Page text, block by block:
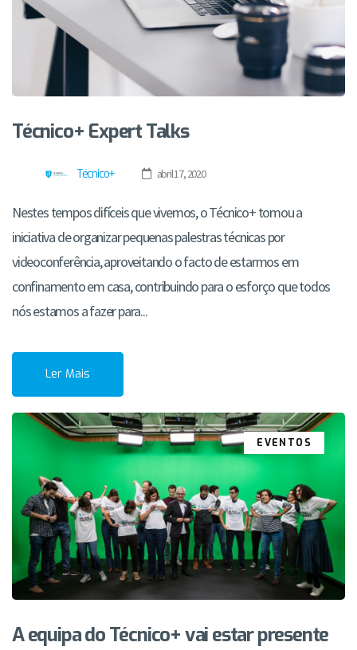
Técnico+ Expert Talks
Técnico+ abril 17, 2020
Nestes tempos difíceis que vivemos, o Técnico+ tomou a
iniciativa de organizar pequenas palestras técnicas por
videoconferência, aproveitando o facto de estarmos em
confinamento em casa, contribuindo para o esforço que todos
nós estamos a fazer para...
Ler Mais
EVENTOS
A equipa do Técnico+ vai estar presente